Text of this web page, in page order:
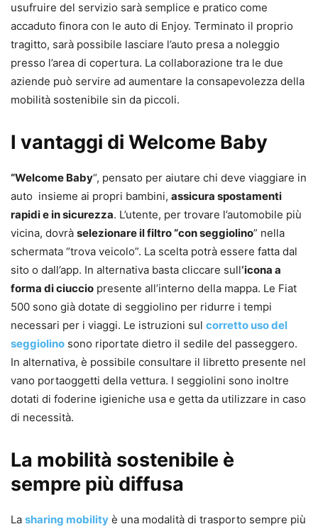
usufruire del servizio sarà semplice e pratico come
accaduto finora con le auto di Enjoy. Terminato il proprio
tragitto, sarà possibile lasciare l’auto presa a noleggio
presso l’area di copertura. La collaborazione tra le due
aziende può servire ad aumentare la consapevolezza della
mobilità sostenibile sin da piccoli.
I vantaggi di Welcome Baby
“Welcome Baby“, pensato per aiutare chi deve viaggiare in
auto insieme ai propri bambini, assicura spostamenti
rapidi e in sicurezza. L’utente, per trovare l’automobile più
vicina, dovrà selezionare il filtro “con seggiolino” nella
schermata “trova veicolo”. La scelta potrà essere fatta dal
sito o dall’app. In alternativa basta cliccare sull‘icona a
forma di ciuccio presente all’interno della mappa. Le Fiat
500 sono già dotate di seggiolino per ridurre i tempi
necessari per i viaggi. Le istruzioni sul corretto uso del
seggiolino sono riportate dietro il sedile del passeggero.
In alternativa, è possibile consultare il libretto presente nel
vano portaoggetti della vettura. I seggiolini sono inoltre
dotati di foderine igieniche usa e getta da utilizzare in caso
di necessità.
La mobilità sostenibile è
sempre più diffusa
La sharing mobility è una modalità di trasporto sempre più